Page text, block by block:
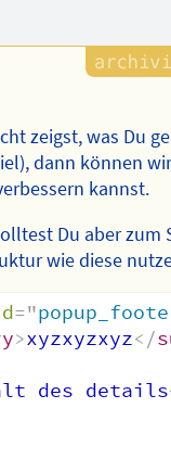
zeigst, was Du
dann können
kannst.
Du aber zum
wie diese
="
>xyzxyzxyz</
des